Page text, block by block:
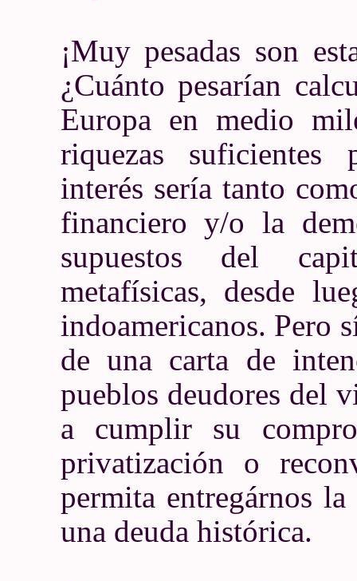
¡Muy pesadas son
¿Cuánto pesarían
Europa en medio
riquezas suficientes
interés sería tanto
financiero y/o la
supuestos del
metafísicas, desde
indoamericanos. Pero
de una carta de
pueblos deudores del
a cumplir su
privatización o
permita entregárnos
una deuda histórica.